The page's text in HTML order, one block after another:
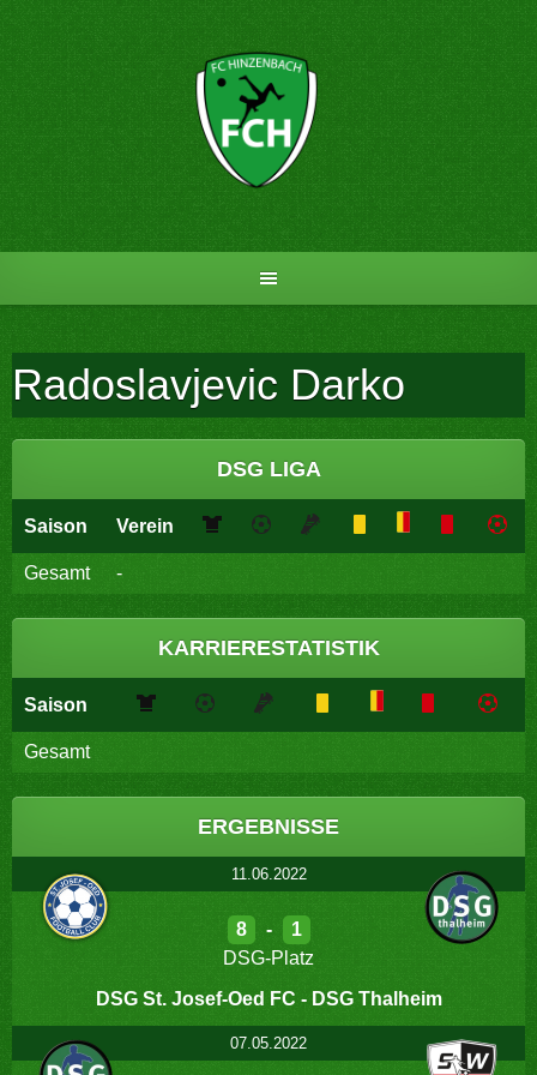
to
Radoslavjevic Darko
DSG LIGA
Saison Verein
Gesamt -
KARRIERESTATISTIK
Saison
Gesamt
ERGEBNISSE
11.06.2022
8 -
1
DSG-Platz
DSG St. Josef-Oed FC - DSG Thalheim
07.05.2022